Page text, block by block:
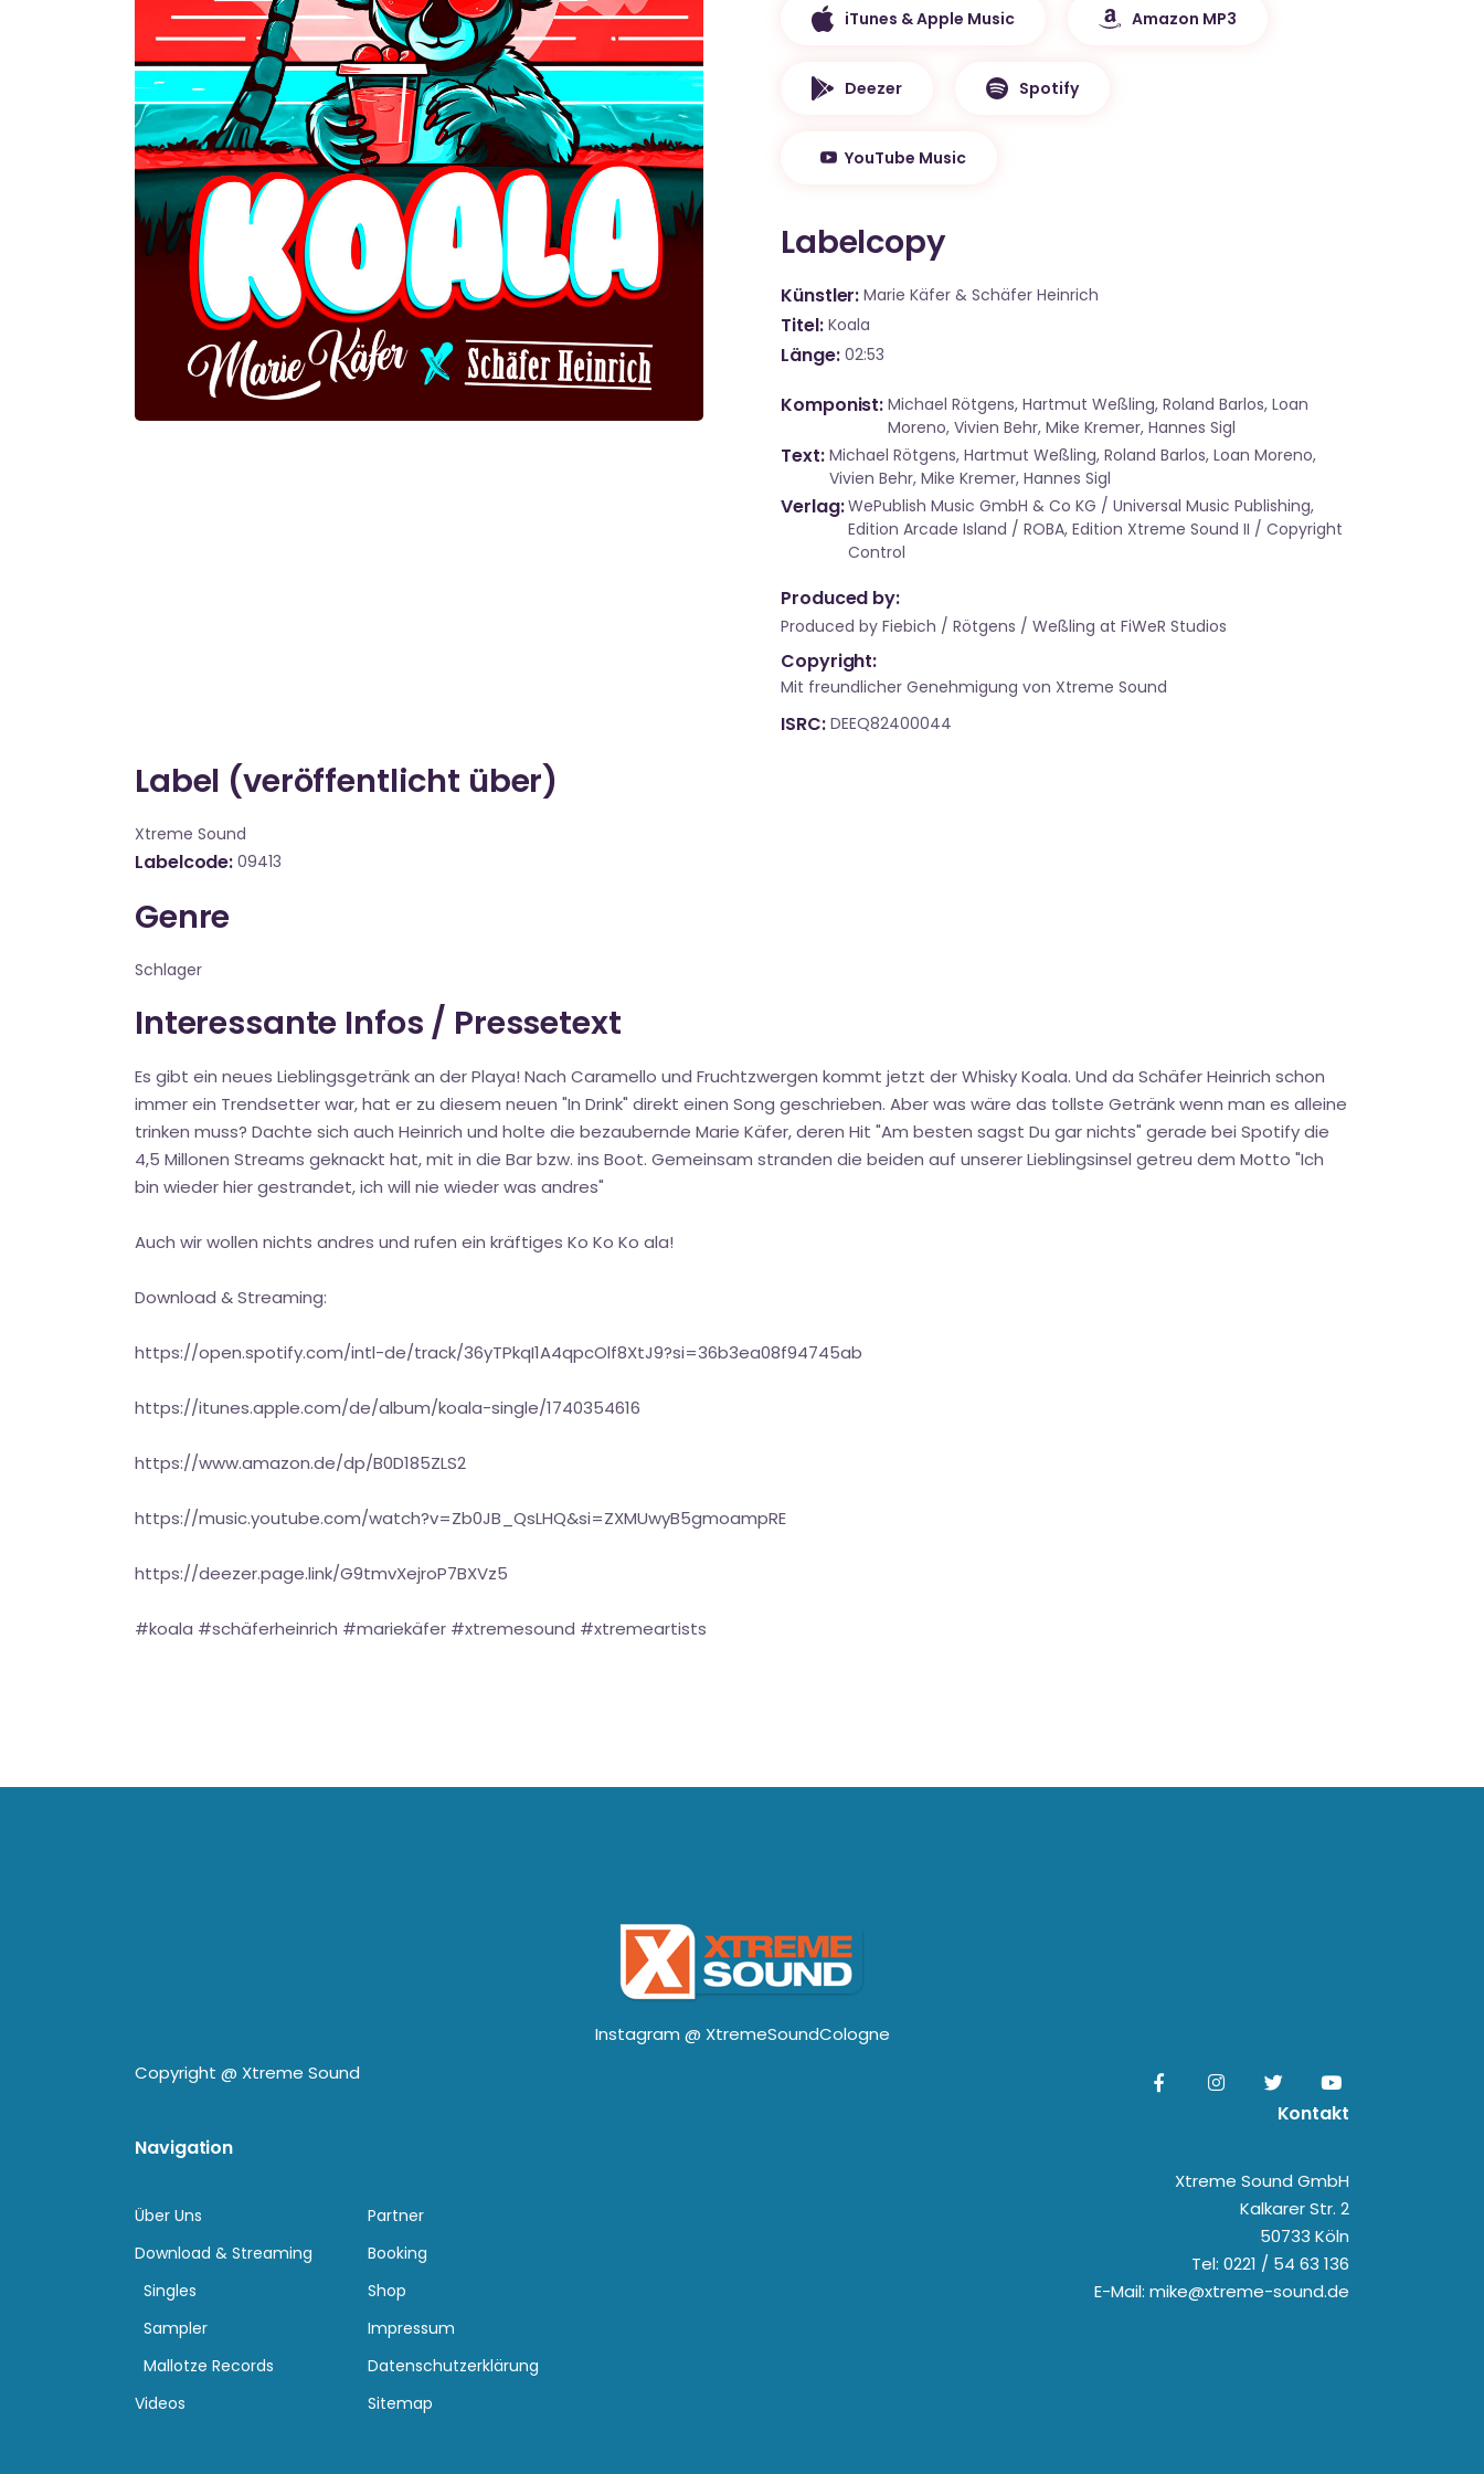
iTunes & Apple Music Amazon MP3
Deezer Spotify
YouTube Music
Labelcopy
Künstler Marie Käfer & Schäfer Heinrich
Titel Koala
Länge 02:53
Komponist Michael Rötgens, Hartmut Weßling, Roland Barlos, Loan
Moreno, Vivien Behr, Mike Kremer, Hannes Sigl
Text Michael Rötgens, Hartmut Weßling, Roland Barlos, Loan Moreno,
Vivien Behr, Mike Kremer, Hannes Sigl
Verlag WePublish Music GmbH & Co KG / Universal Music Publishing,
Edition Arcade Island / ROBA, Edition Xtreme Sound II / Copyright
Control
Produced by:
Produced by Fiebich / Rötgens / Weßling at FiWeR Studios
Copyright:
Mit freundlicher Genehmigung von Xtreme Sound
ISRC DEEQ82400044
Label (veröffentlicht über)
Xtreme Sound
Labelcode 09413
Genre
Schlager
Interessante Infos / Pressetext
Es gibt ein neues Lieblingsgetränk an der Playa! Nach Caramello und Fruchtzwergen kommt jetzt der Whisky Koala. Und da Schäfer Heinrich schon
immer ein Trendsetter war, hat er zu diesem neuen "In Drink" direkt einen Song geschrieben. Aber was wäre das tollste Getränk wenn man es alleine
trinken muss? Dachte sich auch Heinrich und holte die bezaubernde Marie Käfer, deren Hit "Am besten sagst Du gar nichts" gerade bei Spotify die
4,5 Millonen Streams geknackt hat, mit in die Bar bzw. ins Boot. Gemeinsam stranden die beiden auf unserer Lieblingsinsel getreu dem Motto "Ich
bin wieder hier gestrandet, ich will nie wieder was andres"
Auch wir wollen nichts andres und rufen ein kräftiges Ko Ko Ko ala!
Download & Streaming:
https://open.spotify.com/intl-de/track/36yTPkqI1A4qpcOlf8XtJ9?si=36b3ea08f94745ab
https://itunes.apple.com/de/album/koala-single/1740354616
https://www.amazon.de/dp/B0D185ZLS2
https://music.youtube.com/watch?v=Zb0JB_QsLHQ&si=ZXMUwyB5gmoampRE
https://deezer.page.link/G9tmvXejroP7BXVz5
#koala #schäferheinrich #mariekäfer #xtremesound #xtremeartists
Instagram @ XtremeSoundCologne
Copyright @ Xtreme Sound
Navigation
Über Uns
Download & Streaming
Singles
Sampler
Mallotze Records
Videos
Partner
Booking
Shop
Impressum
Datenschutzerklärung
Sitemap
Kontakt
Xtreme Sound GmbH
Kalkarer Str. 2
50733 Köln
Tel: 0221 / 54 63 136
E-Mail: mike@xtreme-sound.de